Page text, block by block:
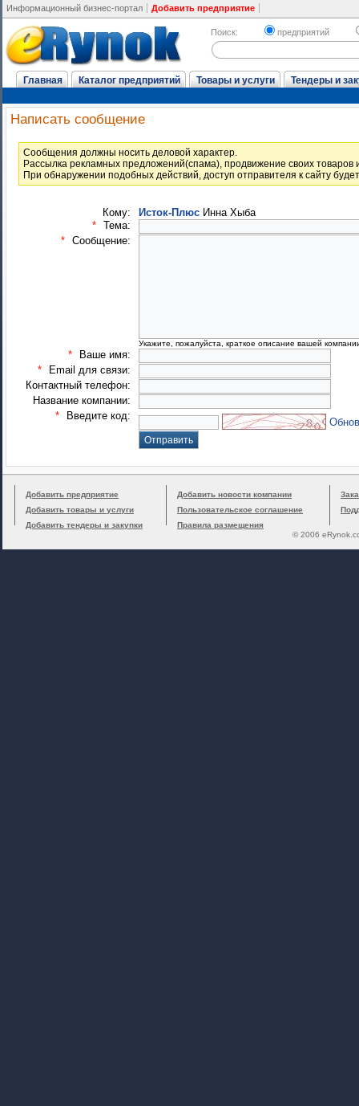
Информационный бизнес-портал Добавить предприятие
Поиск: предприятий
Главная Каталог предприятий Товары и услуги Тендеры и
Написать сообщение
Cообщения должны носить деловой характер.
Рассылка рекламных предложений(спама), продвижение своих товаров
При обнаружении подобных действий, доступ отправителя к сайту
Кому: Исток-Плюс Инна Хыба
* Тема:
* Сообщение:
Укажите, пожалуйста, краткое описание вашей
*
Ваше имя:
*
Email для связи:
Контактный телефон:
Название компании:
*
Введите код:
Добавить предприятие
Добавить товары и услуги
Добавить тендеры и закупки
Добавить новости компании
Пользовательское соглашение
Правила размещения
© 2006